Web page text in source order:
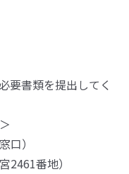
要書類を提出してく
口）
2461番地）